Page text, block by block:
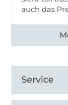
auch das
Alle
Service